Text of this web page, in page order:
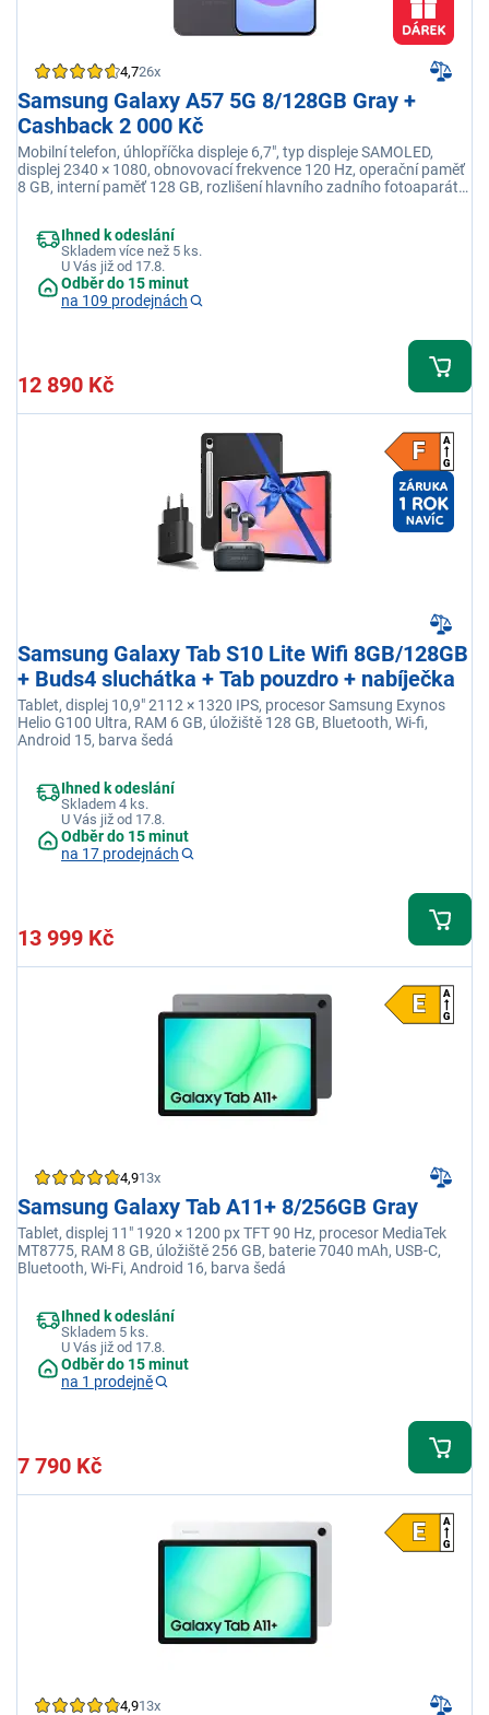
4,726x
Samsung Galaxy A57 5G 8/128GB Gray +
Cashback 2 000 Kč
Mobilní telefon, úhlopříčka displeje 6,7", typ displeje SAMOLED,
displej 2340 × 1080, obnovovací frekvence 120 Hz, operační paměť
8 GB, interní paměť 128 GB, rozlišení hlavního zadního fotoaparátu
Ihned k odeslání
Skladem více než 5 ks.
U Vás již od 17.8.
Odběr do 15 minut
na 109 prodejnách
12 890 Kč
Samsung Galaxy Tab S10 Lite Wifi 8GB/128GB
+ Buds4 sluchátka + Tab pouzdro + nabíječka
Tablet, displej 10,9" 2112 × 1320 IPS, procesor Samsung Exynos
Helio G100 Ultra, RAM 6 GB, úložiště 128 GB, Bluetooth, Wi-fi,
Android 15, barva šedá
Ihned k odeslání
Skladem 4 ks.
U Vás již od 17.8.
Odběr do 15 minut
na 17 prodejnách
13 999 Kč
4,913x
Samsung Galaxy Tab A11+ 8/256GB Gray
Tablet, displej 11" 1920 × 1200 px TFT 90 Hz, procesor MediaTek
MT8775, RAM 8 GB, úložiště 256 GB, baterie 7040 mAh, USB-C,
Bluetooth, Wi-Fi, Android 16, barva šedá
Ihned k odeslání
Skladem 5 ks.
U Vás již od 17.8.
Odběr do 15 minut
na 1 prodejně
7 790 Kč
4,913x